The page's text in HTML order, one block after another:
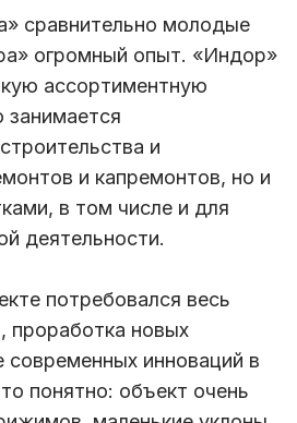
сравнительно молодые
огромный опыт. «Индор»
ассортиментную
занимается
и
и капремонтов, но и
в том числе и для
деятельности.
потребовался весь
проработка новых
современных инноваций в
понятно: объект очень